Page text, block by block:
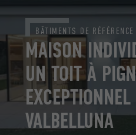
MAISON
UN TOIT À
VALBELLUNA
BÂTIMENTS DE RÉFÉRENCE